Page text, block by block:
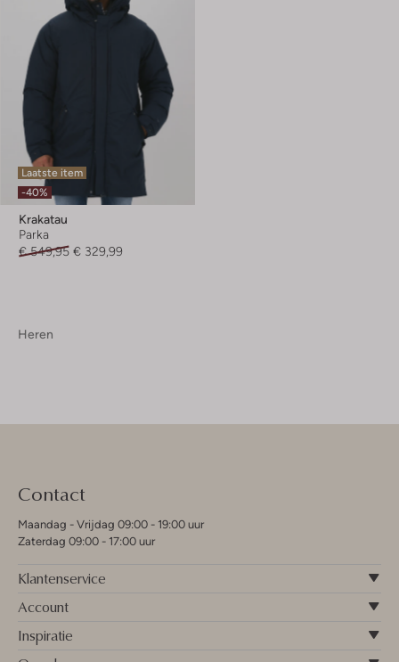
Laatste item
-40%
Krakatau
Parka
€ 549,95 € 329,99
Heren
Contact
Maandag - Vrijdag 09:00 - 19:00 uur
Zaterdag 09:00 - 17:00 uur
Klantenservice
Account
Inspiratie